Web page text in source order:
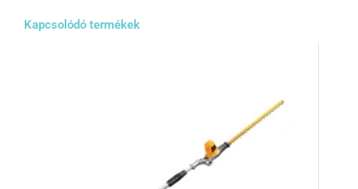
Kapcsolódó termékek